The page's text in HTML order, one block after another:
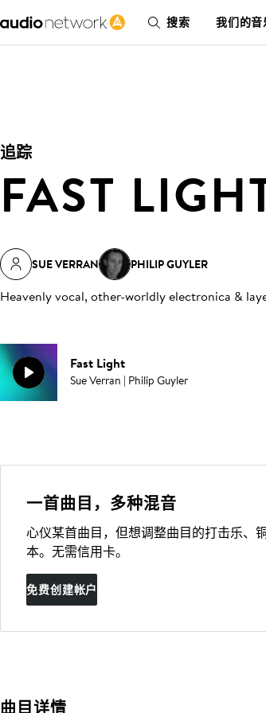
搜索 我们的音
追踪
FAST
SUE VERRAN PHILIP GUYLER
Heavenly vocal, other-worldly electronica &
Fast Light
Sue Verran | Philip Guyler
一首曲目，多种混音
心仪某首曲目，但想调整曲目的打击乐、
本。无需信用卡。
免费创建帐户
曲目详情